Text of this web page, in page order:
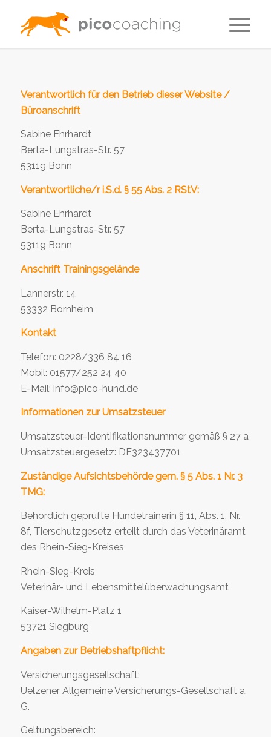
Verantwortlich für den Betrieb dieser Website /
Büroanschrift
Sabine Ehrhardt
Berta-Lungstras-Str. 57
53119 Bonn
Verantwortliche/r i.S.d. § 55 Abs. 2 RStV:
Sabine Ehrhardt
Berta-Lungstras-Str. 57
53119 Bonn
Anschrift Trainingsgelände
Lannerstr. 14
53332 Bornheim
Kontakt
Telefon: 0228/336 84 16
Mobil: 01577/252 24 40
E-Mail: info@pico-hund.de
Informationen zur Umsatzsteuer
Umsatzsteuer-Identifikationsnummer gemäß § 27 a
Umsatzsteuergesetz: DE323437701
Zuständige Aufsichtsbehörde gem. § 5 Abs. 1 Nr. 3
TMG:
Behördlich geprüfte Hundetrainerin § 11, Abs. 1, Nr.
8f, Tierschutzgesetz erteilt durch das Veterinäramt
des Rhein-Sieg-Kreises
Rhein-Sieg-Kreis
Veterinär- und Lebensmittelüberwachungsamt
Kaiser-Wilhelm-Platz 1
53721 Siegburg
Angaben zur Betriebshaftpflicht:
Versicherungsgesellschaft:
Uelzener Allgemeine Versicherungs-Gesellschaft a.
G.
Geltungsbereich: